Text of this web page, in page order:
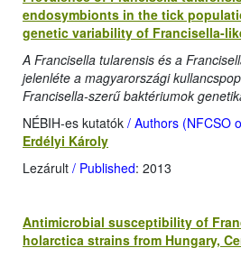
endosymbionts in the tick
genetic variability of Francisella-
A Francisella tularensis és a
jelenléte a magyarországi
Francisella-szerű baktériumok
NÉBIH-es kutatók / Authors (NFCSO
Erdélyi Károly
Lezárult / Published: 2013
Antimicrobial susceptibility of
holarctica strains from Hungary,